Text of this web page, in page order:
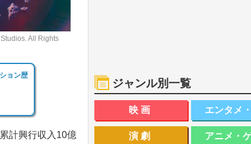
All Rights
ョン歴
計興行収入10億
ジャンル別一覧
映画 エンタメ
演劇 アニメ・